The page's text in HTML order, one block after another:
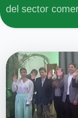
del sector